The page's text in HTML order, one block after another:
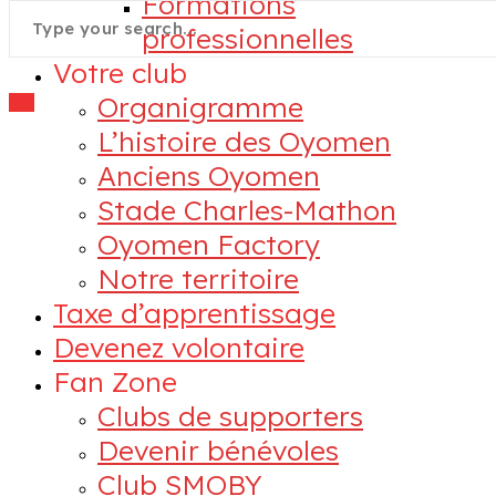
professionnelles
Votre club
Organigramme
L’histoire des Oyomen
Anciens Oyomen
Stade Charles-Mathon
Oyomen Factory
Notre territoire
Taxe d’apprentissage
Devenez volontaire
Fan Zone
Clubs de supporters
Devenir bénévoles
Club SMOBY